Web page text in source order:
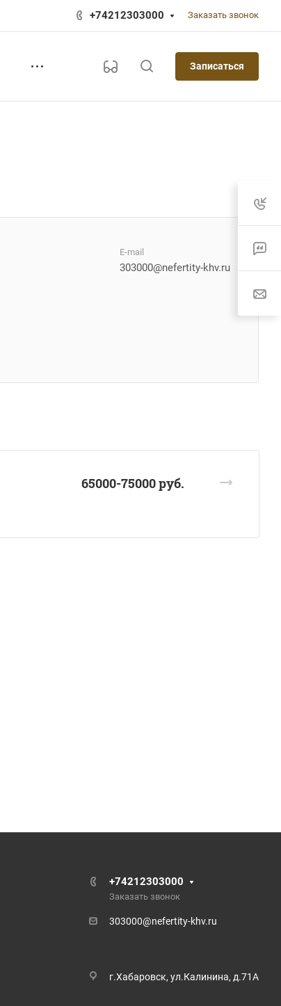
+74212303000 Заказать звонок
Записаться
E-mail
303000@nefertity-khv.ru
65000-75000 руб.
+74212303000
Заказать звонок
303000@nefertity-khv.ru
г.Хабаровск, ул.Калинина, д.71А